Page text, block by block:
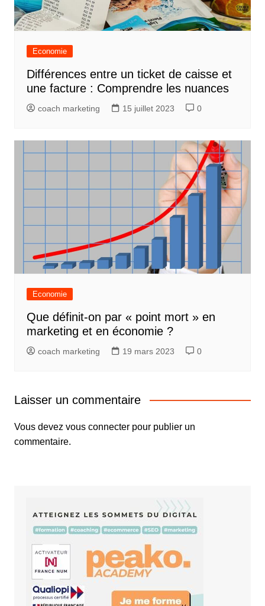
Economie
Différences entre un ticket de caisse et
une facture : Comprendre les nuances
coach marketing 15 juillet 2023 0
Economie
Que définit-on par « point mort » en
marketing et en économie ?
coach marketing 19 mars 2023 0
Laisser un commentaire
Vous devez vous connecterpour publier un
commentaire.